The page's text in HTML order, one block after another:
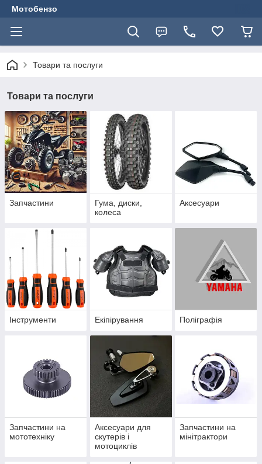
Мотобензо
Товари та послуги
Товари та послуги
Запчастини
Гума, диски,
колеса
Аксесуари
Інструменти Екіпірування Поліграфія
Запчастини на
мототехніку
Аксесуари для
скутерів і
мотоциклів
Запчастини на
мінітрактори